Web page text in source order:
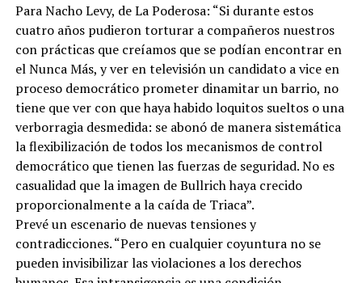
Para Nacho Levy, de La Poderosa: “Si durante estos
cuatro años pudieron torturar a compañeros nuestros
con prácticas que creíamos que se podían encontrar en
el Nunca Más, y ver en televisión un candidato a vice en
proceso democrático prometer dinamitar un barrio, no
tiene que ver con que haya habido loquitos sueltos o una
verborragia desmedida: se abonó de manera sistemática
la flexibilización de todos los mecanismos de control
democrático que tienen las fuerzas de seguridad. No es
casualidad que la imagen de Bullrich haya crecido
proporcionalmente a la caída de Triaca”.
Prevé un escenario de nuevas tensiones y
contradicciones. “Pero en cualquier coyuntura no se
pueden invisibilizar las violaciones a los derechos